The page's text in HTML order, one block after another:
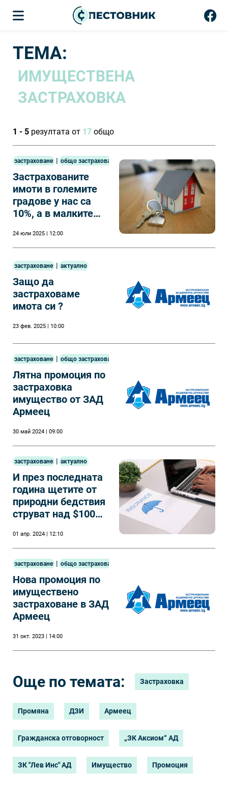
ТЕМА:
ИМУЩЕСТВЕНА
ЗАСТРАХОВКА
1 - 5 резултата от 17 общо
застраховане | общо застраховане
Застрахованите
имоти в големите
градове у нас са
10%, а в малките
24 юли 2025 | 12:00
застраховане | актуално
Защо да
застраховаме
имота си ?
23 фев. 2025 | 10:00
застраховане | общо застраховане
Лятна промоция по
застраховка
имущество от ЗАД
Армеец
30 май 2024 | 09:00
застраховане | актуално
И през последната
година щетите от
природни бедствия
струват над $100
застрахователите
01 апр. 2024 | 12:10
застраховане | общо застраховане
Нова промоция по
имуществено
застраховане в ЗАД
Армеец
31 окт. 2023 | 14:00
Още по темата: Застраховка
Промяна ДЗИ Армеец
Гражданска отговорност „ЗК Аксиом“ АД
ЗК "Лев Инс" АД Имущество Промоция